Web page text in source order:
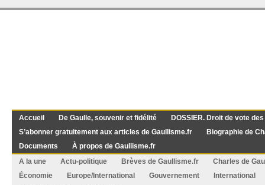
Accueil De Gaulle, souvenir et fidélité
DOSSIER. Droit de vote
S’abonner gratuitement aux articles de Gaullisme.fr
Biographie de
Documents
À propos de Gaullisme.fr
A la une
Actu-politique Brèves de Gaullisme.fr
Charles de
Économie
Europe/International Gouvernement
International